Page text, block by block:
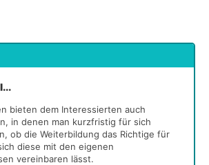
bieten dem Interessierten auch
in denen man kurzfristig für sich
ob die Weiterbildung das Richtige für
diese mit den eigenen
vereinbaren lässt.